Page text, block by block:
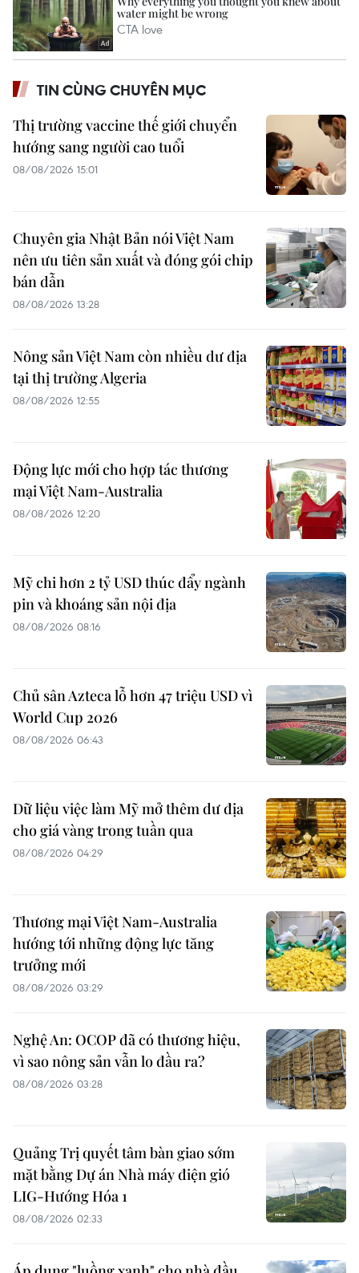
TIN CÙNG CHUYÊN MỤC
Thị trường vaccine thế giới chuyển
hướng sang người cao tuổi
08/08/2026 15:01
Chuyên gia Nhật Bản nói Việt Nam
nên ưu tiên sản xuất và đóng gói chip
bán dẫn
08/08/2026 13:28
Nông sản Việt Nam còn nhiều dư địa
tại thị trường Algeria
08/08/2026 12:55
Động lực mới cho hợp tác thương
mại Việt Nam-Australia
08/08/2026 12:20
Mỹ chi hơn 2 tỷ USD thúc đẩy ngành
pin và khoáng sản nội địa
08/08/2026 08:16
Chủ sân Azteca lỗ hơn 47 triệu USD vì
World Cup 2026
08/08/2026 06:43
Dữ liệu việc làm Mỹ mở thêm dư địa
cho giá vàng trong tuần qua
08/08/2026 04:29
Thương mại Việt Nam-Australia
hướng tới những động lực tăng
trưởng mới
08/08/2026 03:29
Nghệ An: OCOP đã có thương hiệu,
vì sao nông sản vẫn lo đầu ra?
08/08/2026 03:28
Quảng Trị quyết tâm bàn giao sớm
mặt bằng Dự án Nhà máy điện gió
LIG-Hướng Hóa 1
08/08/2026 02:33